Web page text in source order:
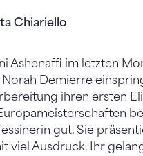
Chiariello
Ashenaffi im letzten
Demierre
ihren ersten
gut. Sie
viel Ausdruck. Ihr